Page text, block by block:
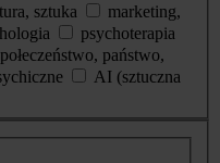
sztuka
marketing,
psychoterapia
państwo,
AI (sztuczna